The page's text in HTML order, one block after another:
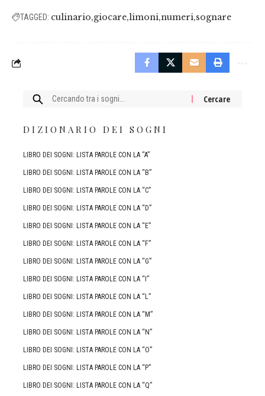
TAGGED: culinario giocare limoni numeri sognare
Cercare:
DIZIONARIO DEI SOGNI
LIBRO DEI SOGNI: LISTA PAROLE CON LA “A”
LIBRO DEI SOGNI: LISTA PAROLE CON LA “B”
LIBRO DEI SOGNI: LISTA PAROLE CON LA “C”
LIBRO DEI SOGNI: LISTA PAROLE CON LA “D”
LIBRO DEI SOGNI: LISTA PAROLE CON LA “E”
LIBRO DEI SOGNI: LISTA PAROLE CON LA “F”
LIBRO DEI SOGNI: LISTA PAROLE CON LA “G”
LIBRO DEI SOGNI: LISTA PAROLE CON LA “I”
LIBRO DEI SOGNI: LISTA PAROLE CON LA “L”
LIBRO DEI SOGNI: LISTA PAROLE CON LA “M”
LIBRO DEI SOGNI: LISTA PAROLE CON LA “N”
LIBRO DEI SOGNI: LISTA PAROLE CON LA “O”
LIBRO DEI SOGNI: LISTA PAROLE CON LA “P”
LIBRO DEI SOGNI: LISTA PAROLE CON LA “Q”